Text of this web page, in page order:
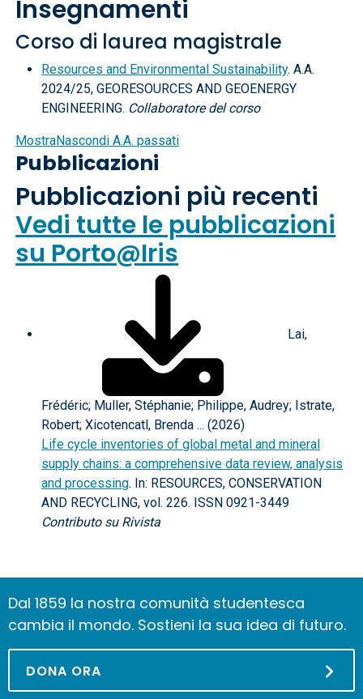
Insegnamenti
Corso di laurea magistrale
Resources and Environmental Sustainability. A.A.
2024/25, GEORESOURCES AND GEOENERGY
ENGINEERING. Collaboratore del corso
MostraNascondi A.A. passati
Pubblicazioni
Pubblicazioni più recenti
Vedi tutte le pubblicazioni
su Porto@Iris
Lai,
Frédéric; Muller, Stéphanie; Philippe, Audrey; Istrate,
Robert; Xicotencatl, Brenda ... (2026)
Life cycle inventories of global metal and mineral
supply chains: a comprehensive data review, analysis
and processing. In: RESOURCES, CONSERVATION
AND RECYCLING, vol. 226. ISSN 0921-3449
Contributo su Rivista
Dal 1859 la nostra comunità studentesca
cambia il mondo. Sostieni la sua idea di futuro.
DONA ORA